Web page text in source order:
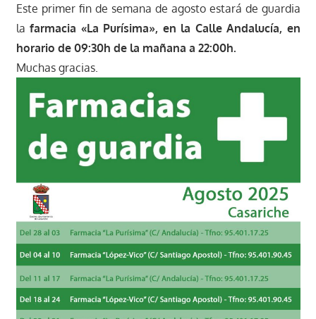
Este primer fin de semana de agosto estará de guardia
la farmacia «La Purísima», en la Calle Andalucía, en
horario de 09:30h de la mañana a 22:00h.
Muchas gracias.